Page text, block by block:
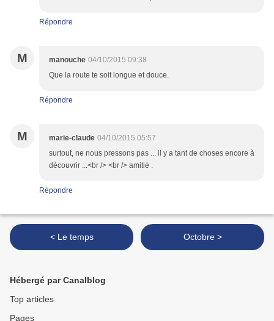
Répondre
M manouche 04/10/2015 09:38
Que la route te soit longue et douce.
Répondre
M marie-claude 04/10/2015 05:57
surtout, ne nous pressons pas ... il y a tant de choses encore à
découvrir ...<br /> <br /> amitié .
Répondre
< Le temps Octobre >
Hébergé par Canalblog
Top articles
Pages